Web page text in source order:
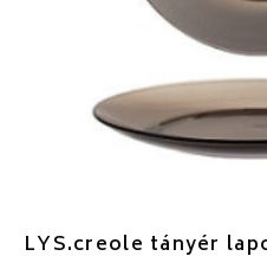
LYS.creole tányér